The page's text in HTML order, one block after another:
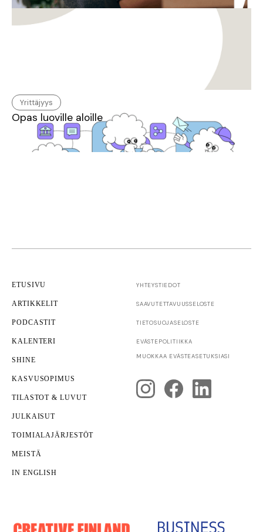
Yrittäjyys
Opas luoville aloille
Yrityksen kuntotarkastus
ETUSIVU
ARTIKKELIT
PODCASTIT
KALENTERI
SHINE
KASVUSOPIMUS
TILASTOT & LUVUT
JULKAISUT
TOIMIALAJÄRJESTÖT
MEISTÄ
IN ENGLISH
YHTEYSTIEDOT
SAAVUTETTAVUUS­SELOSTE
TIETOSUOJASELOSTE
EVÄSTEPOLITIIKKA
MUOKKAA EVÄSTEASETUKSIASI